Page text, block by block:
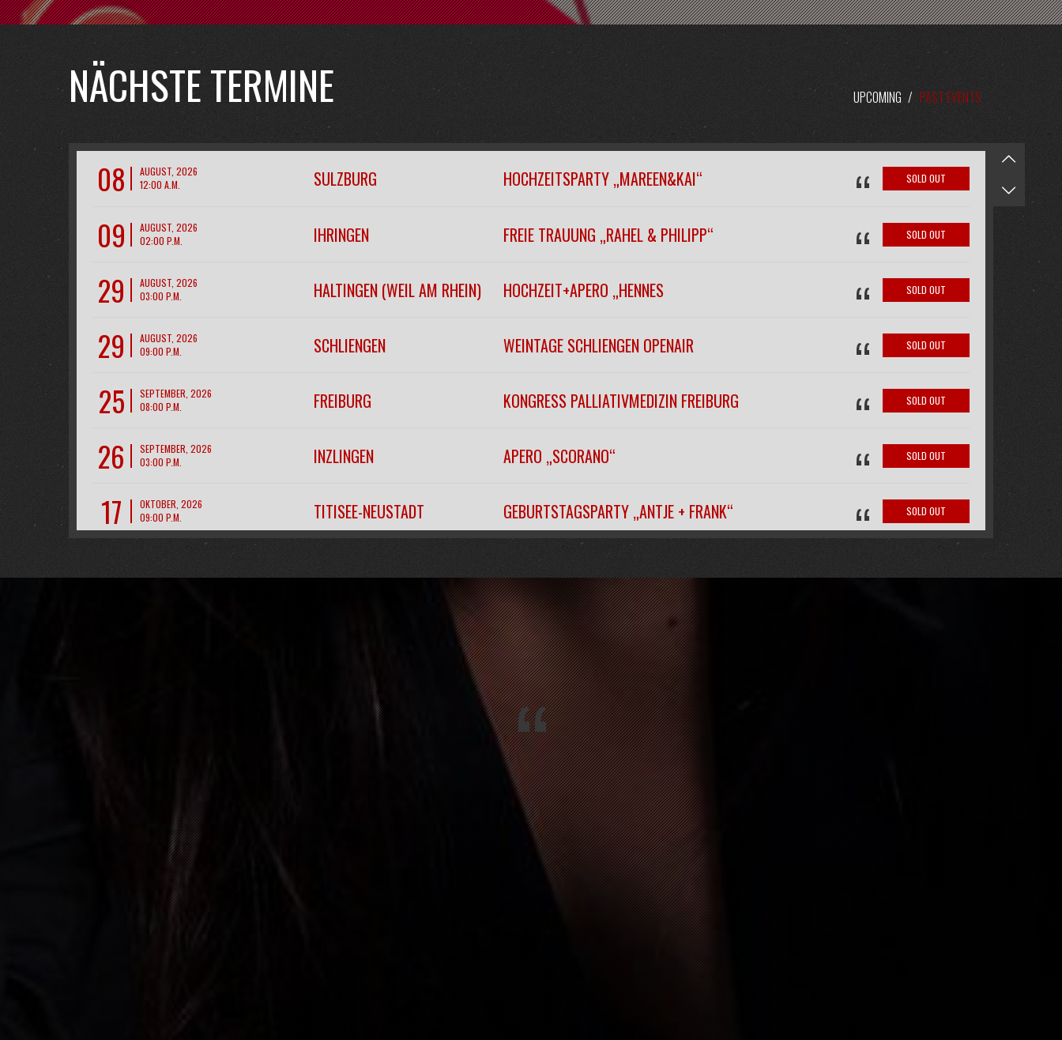
NÄCHSTE TERMINE UPCOMING / PAST EVENTS
08
AUGUST, 2026
12:00 A.M.
SULZBURG HOCHZEITSPARTY „MAREEN&KAI“ “ SOLD OUT
09
AUGUST, 2026
02:00 P.M.
IHRINGEN FREIE TRAUUNG „RAHEL & PHILIPP“ “ SOLD OUT
29
AUGUST, 2026
03:00 P.M.
HALTINGEN (WEIL AM RHEIN) HOCHZEIT+APERO „HENNES “ SOLD OUT
29
AUGUST, 2026
09:00 P.M.
SCHLIENGEN WEINTAGE SCHLIENGEN OPENAIR “ SOLD OUT
25
SEPTEMBER, 2026
08:00 P.M.
FREIBURG KONGRESS PALLIATIVMEDIZIN FREIBURG “ SOLD OUT
26
SEPTEMBER, 2026
03:00 P.M.
INZLINGEN APERO „SCORANO“ “ SOLD OUT
17
OKTOBER, 2026
09:00 P.M.
TITISEE-NEUSTADT GEBURTSTAGSPARTY „ANTJE + FRANK“ “ SOLD OUT
28 “
KONZERTHAUSBALL 2026
FREIBURG KONZERTHAUSBALL 2026
31 BAD KROZINGEN
SILVESTERPARTY MIT RANDYCLUB IM NOURI-
HOTEL
08
JANUAR, 2027
09:00 P.M.
FASNACHTSPARTY MIT 64U
FEBRUAR, 2027
09:00 P.M.
FASNACHTSPARTY MIT 64U
FEBRUAR, 2027
09:00 P.M.
FASNACHTSPARTY MIT 64U
FEBRUAR, 2027
03:00 P.M.
VALENTINSGOTTESDIENST
05:30 P.M.
70. GEBURTSTAGSPARTY MARTIN
“